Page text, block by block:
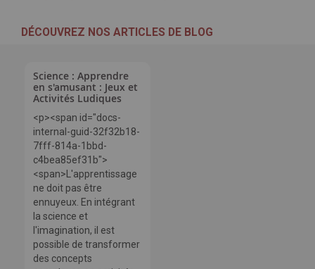
DÉCOUVREZ NOS ARTICLES DE BLOG
Science : Apprendre
en s'amusant : Jeux et
Activités Ludiques
<p><span id="docs-
internal-guid-32f32b18-
7fff-814a-1bbd-
c4bea85ef31b">
<span>L'apprentissage
ne doit pas être
ennuyeux. En intégrant
la science et
l'imagination, il est
possible de transformer
des concepts